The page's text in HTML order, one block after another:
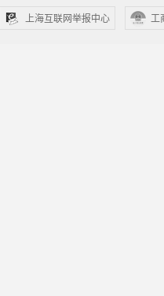
上海互联网举报中心 工